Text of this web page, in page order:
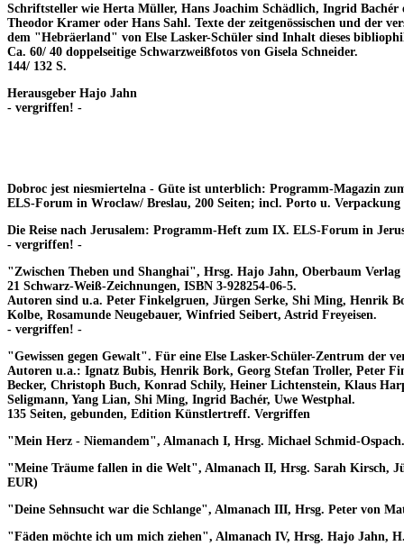
Schriftsteller wie Herta Müller, Hans Joachim Schädlich, Ingrid
Theodor Kramer oder Hans Sahl. Texte der zeitgenössischen und der
dem "Hebräerland" von Else Lasker-Schüler sind Inhalt dieses
Ca. 60/ 40 doppelseitige Schwarzweißfotos von Gisela Schneider.
144/ 132 S.
Herausgeber Hajo Jahn
- vergriffen! -
Dobroc jest niesmiertelna - Güte ist unterblich: Programm-Magazin
ELS-Forum in Wroclaw/ Breslau, 200 Seiten; incl. Porto u. Verpackung
Die Reise nach Jerusalem: Programm-Heft zum IX. ELS-Forum in
- vergriffen! -
"Zwischen Theben und Shanghai", Hrsg. Hajo Jahn, Oberbaum
21 Schwarz-Weiß-Zeichnungen, ISBN 3-928254-06-5.
Autoren sind u.a. Peter Finkelgruen, Jürgen Serke, Shi Ming, Henrik
Kolbe, Rosamunde Neugebauer, Winfried Seibert, Astrid Freyeisen.
- vergriffen! -
"Gewissen gegen Gewalt". Für eine Else Lasker-Schüler-Zentrum der
Autoren u.a.: Ignatz Bubis, Henrik Bork, Georg Stefan Troller, Peter
Becker, Christoph Buch, Konrad Schily, Heiner Lichtenstein, Klaus
Seligmann, Yang Lian, Shi Ming, Ingrid Bachér, Uwe Westphal.
135 Seiten, gebunden, Edition Künstlertreff. Vergriffen
"Mein Herz - Niemandem", Almanach I, Hrsg. Michael Schmid-
"Meine Träume fallen in die Welt", Almanach II, Hrsg. Sarah Kirsch,
EUR)
"Deine Sehnsucht war die Schlange", Almanach III, Hrsg. Peter von
"Fäden möchte ich um mich ziehen", Almanach IV, Hrsg. Hajo Jahn,